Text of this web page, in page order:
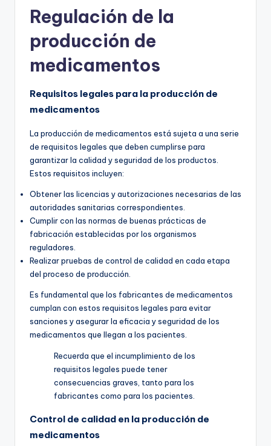
Regulación de la
producción de
medicamentos
Requisitos legales para la producción de
medicamentos
La producción de medicamentos está sujeta a una serie
de requisitos legales que deben cumplirse para
garantizar la calidad y seguridad de los productos.
Estos requisitos incluyen:
Obtener las licencias y autorizaciones necesarias de las
autoridades sanitarias correspondientes.
Cumplir con las normas de buenas prácticas de
fabricación establecidas por los organismos
reguladores.
Realizar pruebas de control de calidad en cada etapa
del proceso de producción.
Es fundamental que los fabricantes de medicamentos
cumplan con estos requisitos legales para evitar
sanciones y asegurar la eficacia y seguridad de los
medicamentos que llegan a los pacientes.
Recuerda que el incumplimiento de los
requisitos legales puede tener
consecuencias graves, tanto para los
fabricantes como para los pacientes.
Control de calidad en la producción de
medicamentos